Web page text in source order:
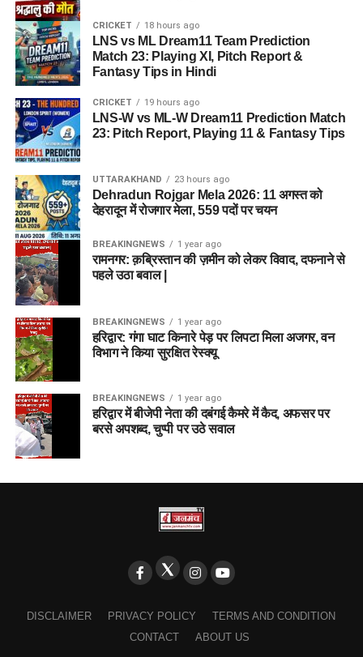
CRICKET 18 hours ago
LNS vs ML Dream11 Team Prediction
Match 23: Playing XI, Pitch Report &
Fantasy Tips in Hindi
CRICKET 19 hours ago
LNS-W vs ML-W Dream11 Prediction Match
23: Pitch Report, Playing 11 & Fantasy Tips
UTTARAKHAND 23 hours ago
Dehradun Rojgar Mela 2026: 11 अगस्त को
देहरादून में रोजगार मेला, 559 पदों पर चयन
BREAKINGNEWS 1 year ago
रामनगर: क़ब्रिस्तान की ज़मीन को लेकर विवाद, दफनाने से
पहले उठा बवाल |
BREAKINGNEWS 1 year ago
हरिद्वार: गंगा घाट किनारे पेड़ पर लिपटा मिला अजगर, वन
विभाग ने किया सुरक्षित रेस्क्यू
BREAKINGNEWS 1 year ago
हरिद्वार में बीजेपी नेता की दबंगई कैमरे में कैद, अफसर पर
बरसे अपशब्द, चुप्पी पर उठे सवाल
DISCLAIMER PRIVACY POLICY
TERMS AND CONDITION
CONTACT
ABOUT US